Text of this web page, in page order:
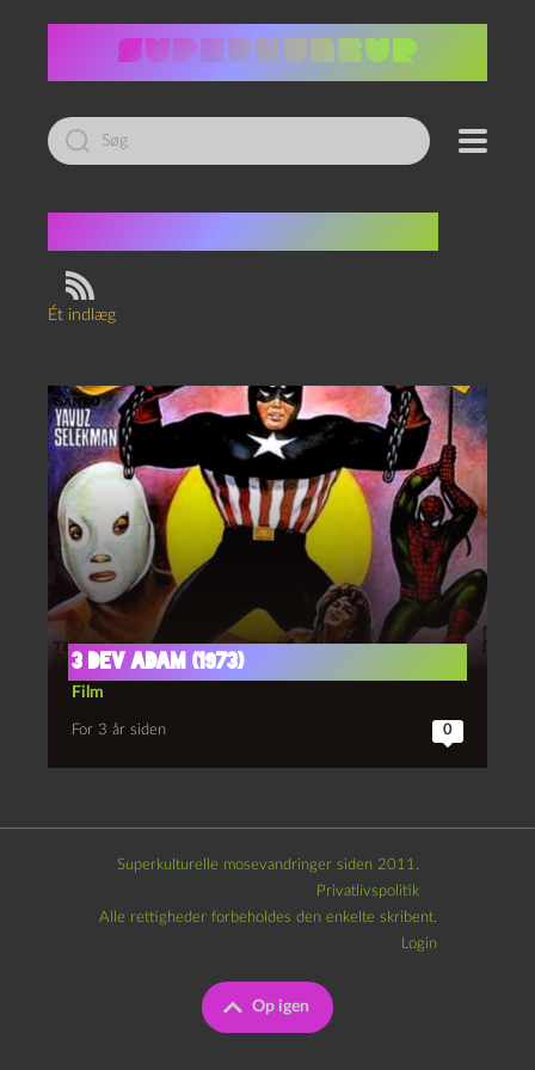
Led
efter:
Ét indlæg
3 dev Adam (1973)
Film
For 3 år siden 0
Superkulturelle mosevandringer siden 2011.
Privatlivspolitik
Op igen
Alle rettigheder forbeholdes den enkelte skribent.
Login